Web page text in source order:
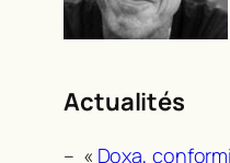
Actualités
– « Doxa,